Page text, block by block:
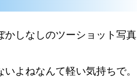
かしなしのツーショット写真
よねなんて軽い気持ちで。